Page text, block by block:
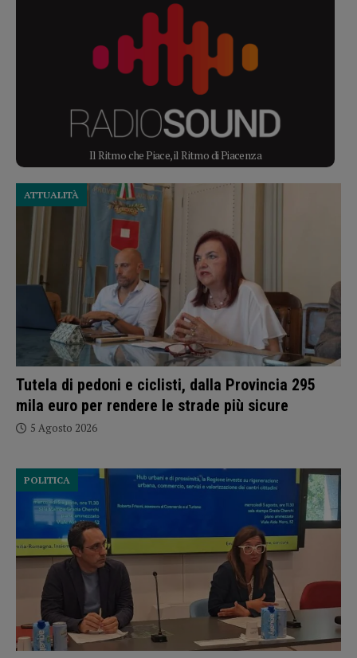
Il Ritmo che Piace, il Ritmo di Piacenza
Tutela di pedoni e ciclisti, dalla Provincia 295
mila euro per rendere le strade più sicure
ATTUALITÀ
5 Agosto 2026
POLITICA